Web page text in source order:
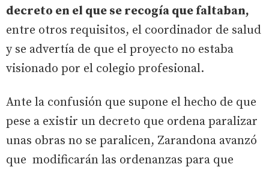
decreto en el que se recogía que faltaban,
entre otros requisitos, el coordinador de salud
y se advertía de que el proyecto no estaba
visionado por el colegio profesional.
Ante la confusión que supone el hecho de que
pese a existir un decreto que ordena paralizar
unas obras no se paralicen, Zarandona avanzó
que modificarán las ordenanzas para que